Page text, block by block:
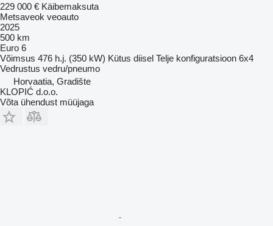
229 000 € Käibemaksuta
Metsaveok veoauto
2025
500 km
Euro 6
Võimsus 476 h.j. (350 kW) Kütus diisel Telje konfiguratsioon 6x4
Vedrustus vedru/pneumo
Horvaatia, Gradište
KLOPIĆ d.o.o.
Võta ühendust müüjaga